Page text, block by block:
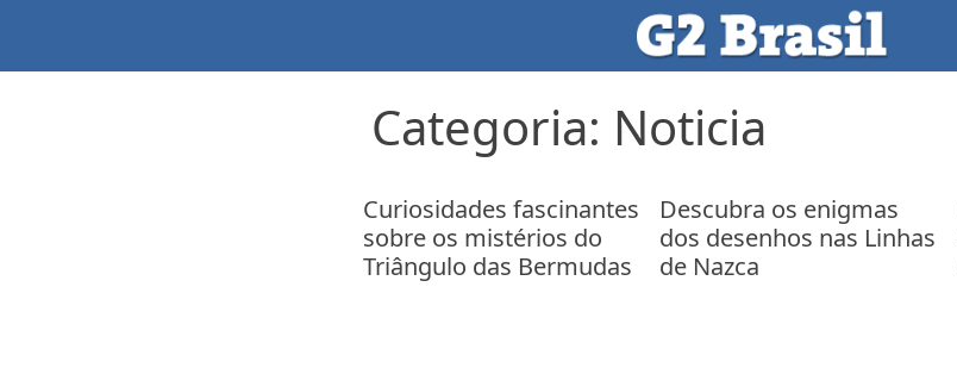
content
Categoria: Noticia
Curiosidades fascinantes
sobre os mistérios do
Triângulo das Bermudas
Descubra os enigmas
dos desenhos nas Linhas
de Nazca